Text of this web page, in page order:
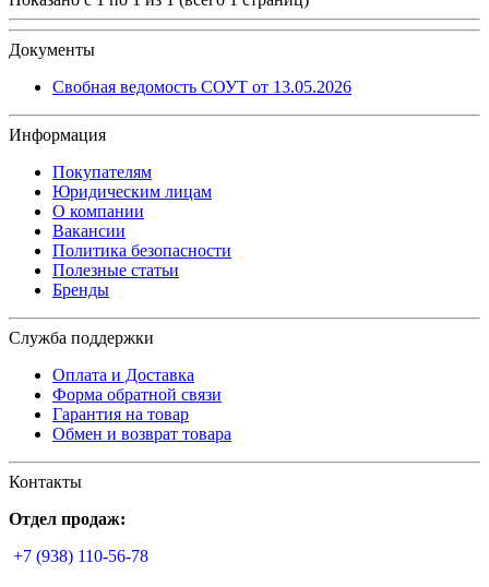
Документы
Свобная ведомость СОУТ от 13.05.2026
Информация
Покупателям
Юридическим лицам
О компании
Вакансии
Политика безопасности
Полезные статьи
Бренды
Служба поддержки
Оплата и Доставка
Форма обратной связи
Гарантия на товар
Обмен и возврат товара
Контакты
Отдел продаж:
+7 (938) 110-56-78